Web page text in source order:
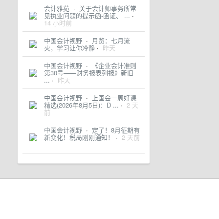
会计雅苑 · 关于会计师事务所常
见执业问题的提示函-函证、 ... ·
14 小时前
中国会计视野 · 月览：七月流
火，学习让你冷静 · 昨天
中国会计视野 · 《企业会计准则
第30号——财务报表列报》新旧
... · 昨天
中国会计视野 · 上国会一周好课
精选(2026年8月5日)：D ... · 2 天
前
中国会计视野 · 定了！8月征期有
新变化！税局刚刚通知！ · 2 天前